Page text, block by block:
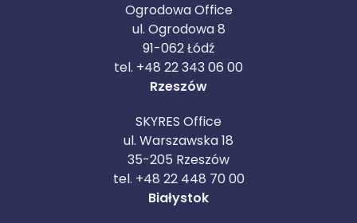
Ogrodowa Office
ul. Ogrodowa 8
91-062 Łódź
tel. +48 22 343 06 00
Rzeszów
SKYRES Office
ul. Warszawska 18
35-205 Rzeszów
tel. +48 22 448 70 00
Białystok